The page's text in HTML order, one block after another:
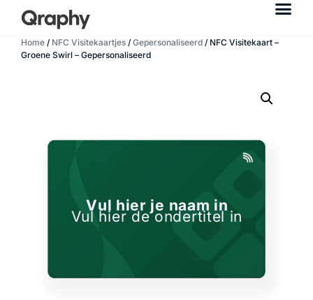
Home / NFC Visitekaartjes /Gepersonaliseerd / NFC Visitekaart –
Groene Swirl – Gepersonaliseerd
Vul hier je naam in
Vul hier de ondertitel in